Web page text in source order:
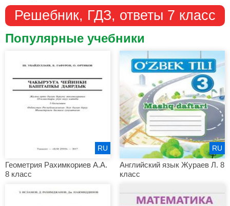
Решебник, ГДЗ, ответы 7 класс
Популярные учебники
Геометрия Рахимкориев А.А.
8 класс
RU
Английский язык Жураев Л. 8
класс
RU